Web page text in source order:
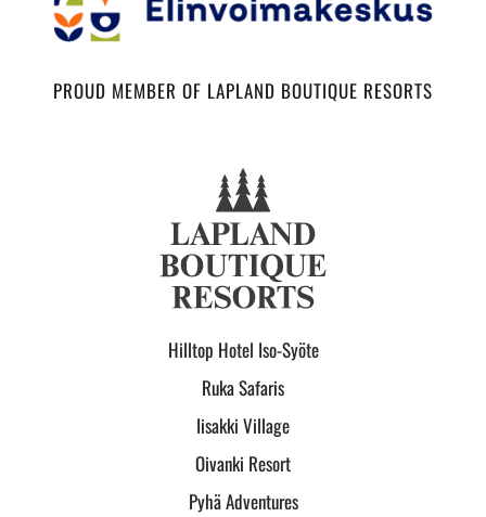
PROUD MEMBER OF LAPLAND BOUTIQUE RESORTS
Hilltop Hotel Iso-Syöte
Ruka Safaris
Iisakki Village
Oivanki Resort
Pyhä Adventures